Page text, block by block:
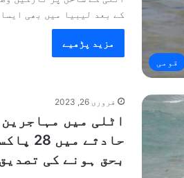
قومی
کے بعد لیبیا میں بھی
مزید پڑھیے
فروری 26, 2023
اٹلی میں
حادثے
بحق ہونے کی